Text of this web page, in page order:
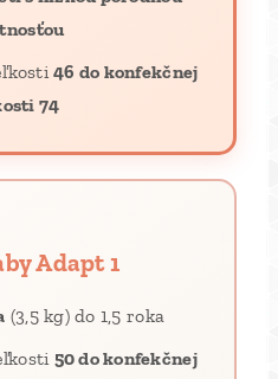
46 do konfekčnej
74
Adapt 1
(3,5 kg) do 1,5 roka
50 do konfekčnej